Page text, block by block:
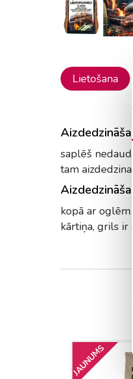
Lietošana
saplēš
tam
kopā ar
kārtiņa, grils ir
JAUNUMS